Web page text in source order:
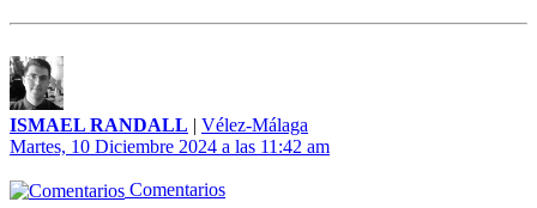
ISMAEL RANDALL | Vélez-Málaga
Martes, 10 Diciembre 2024 a las 11:42 am
Comentarios